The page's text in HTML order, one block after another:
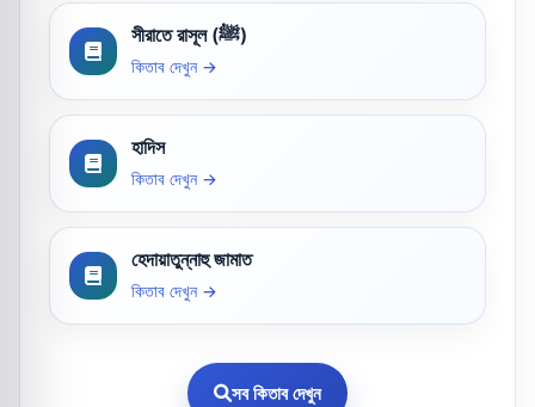
সীরাতে রাসূল (ﷺ)
কিতাব দেখুন →
হাদিস
কিতাব দেখুন →
হেদায়াতুন্নাহু জামাত
কিতাব দেখুন →
সব কিতাব দেখুন